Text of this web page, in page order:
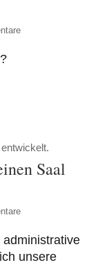
Saal
unsere